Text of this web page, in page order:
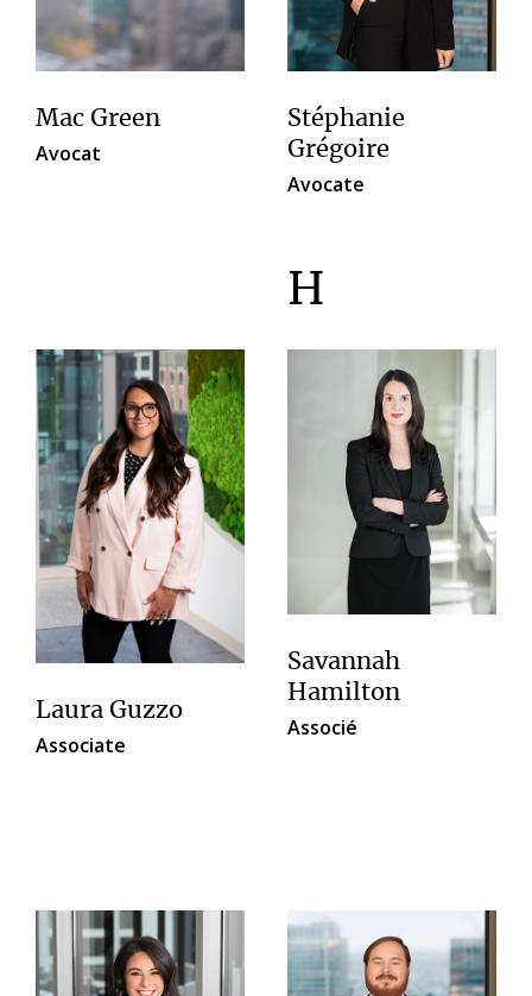
Mac Green
Avocat
Stéphanie
Grégoire
Avocate
Laura Guzzo
Associate
H
Savannah
Hamilton
Associé